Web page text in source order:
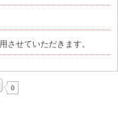
させていただきます。
0